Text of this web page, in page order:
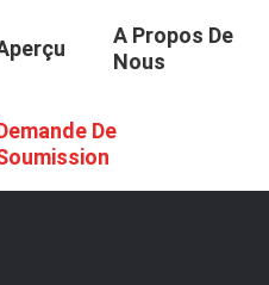
A Propos De
Nous
De
De Suppression Des